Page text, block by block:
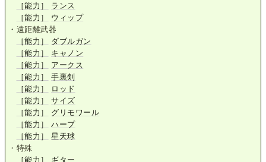
［能力］
ランス
［能力］
ウィップ
・遠距離武器
［能力］
ダブルガン
［能力］
キャノン
［能力］
アークス
［能力］
手裏剣
［能力］
ロッド
［能力］
サイズ
［能力］
グリモワール
［能力］
ハープ
［能力］
星天球
・特殊
［能力］
ギター